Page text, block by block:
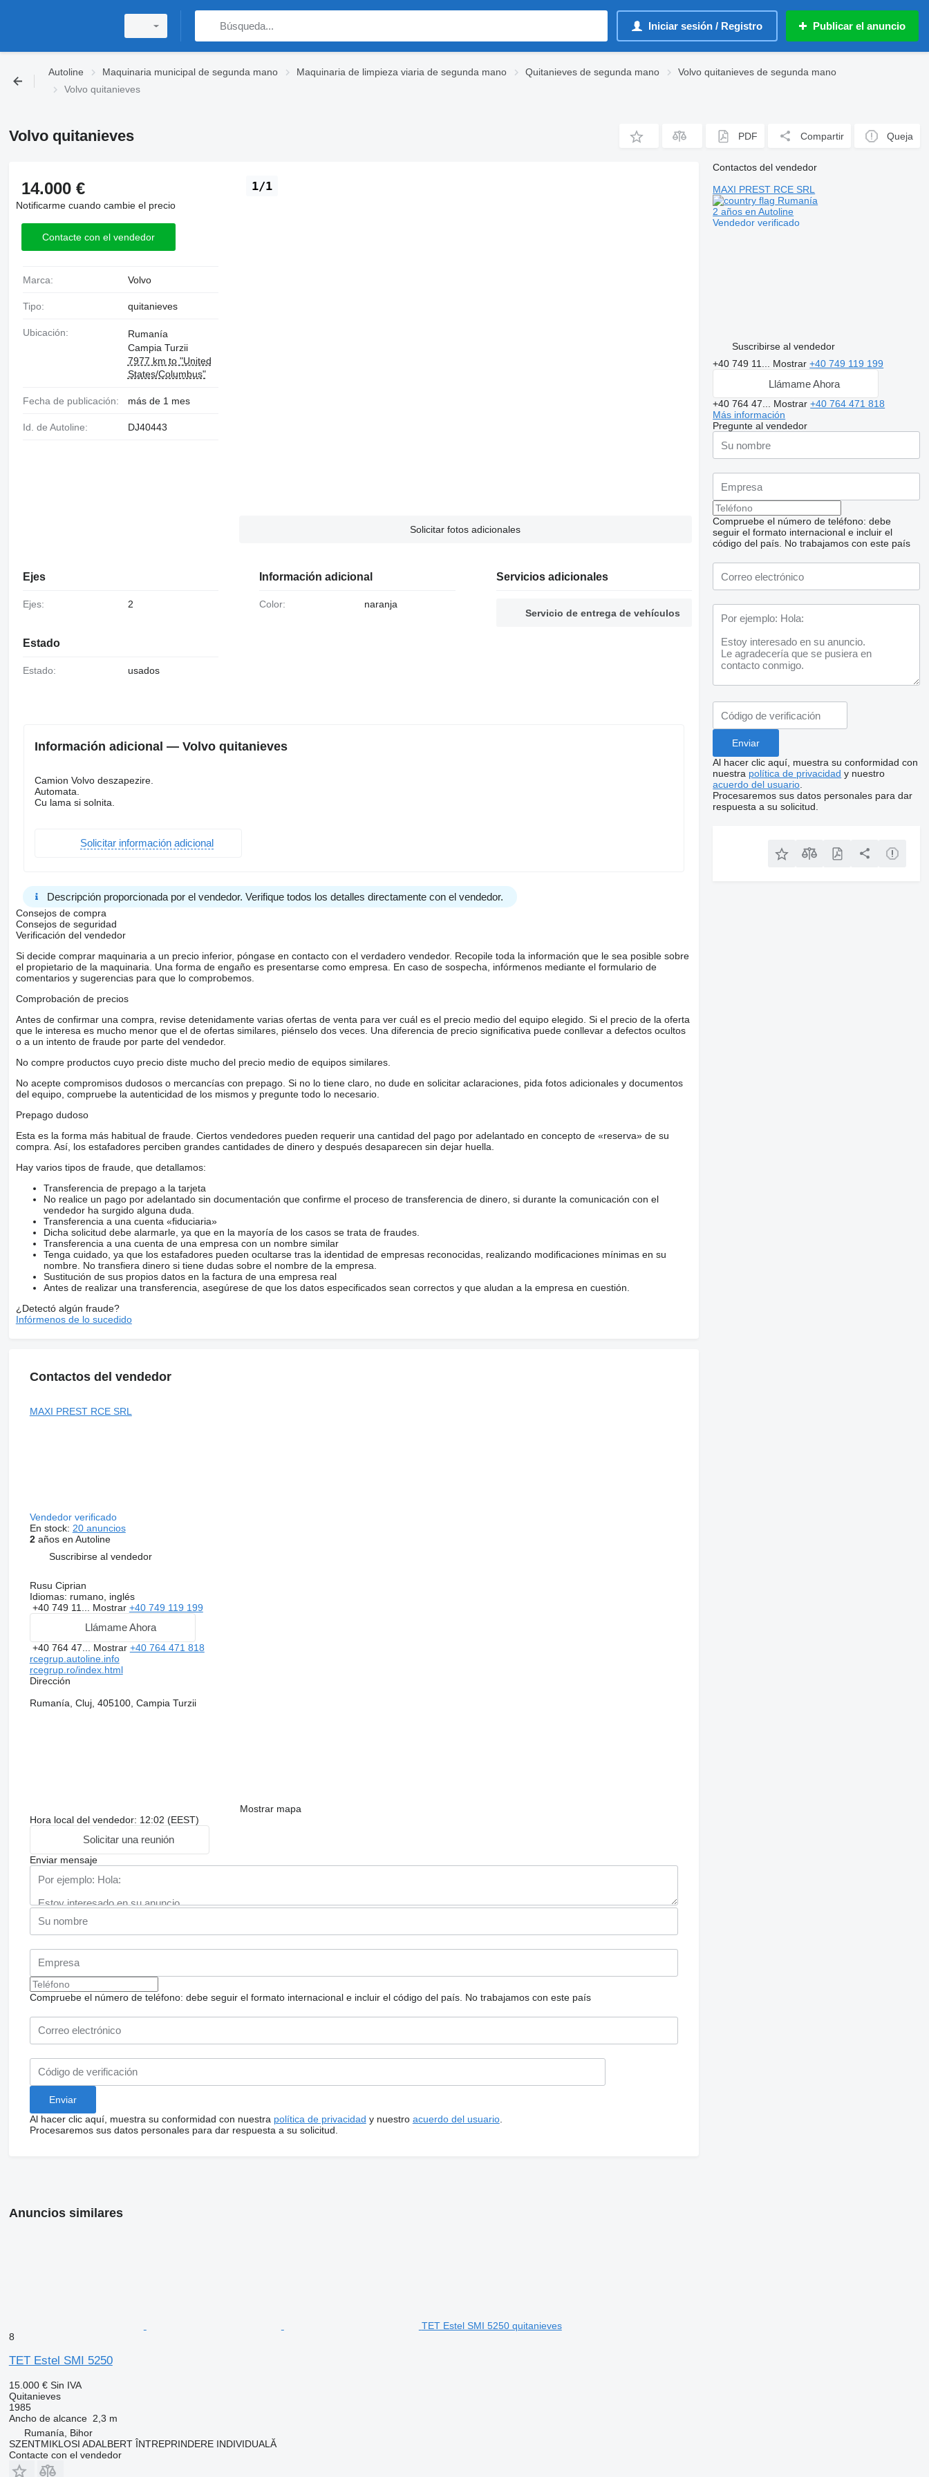
Iniciar sesión / Registro Publicar el anuncio
Autoline Maquinaria municipal de segunda mano Maquinaria de limpieza viaria de segunda mano Quitanieves de segunda mano
Volvo quitanieves de segunda mano
Volvo quitanieves
Volvo quitanieves PDF Compartir Queja
1/1
Solicitar fotos adicionales
14.000 €
Notificarme cuando cambie el precio
Contacte con el vendedor
Marca: Volvo
Tipo: quitanieves
Ubicación:
Rumanía
Campia Turzii
7977 km to "United
States/Columbus"
Fecha de publicación: más de 1 mes
Id. de Autoline: DJ40443
Ejes
Ejes: 2
Estado
Estado: usados
Información adicional
Color: naranja
Servicios adicionales
Servicio de entrega de vehículos
Información adicional — Volvo quitanieves
Camion Volvo deszapezire.
Automata.
Cu lama si solnita.
Solicitar información adicional
Descripción proporcionada por el vendedor. Verifique todos los detalles directamente con el vendedor.
Consejos de compra
Consejos de seguridad
Verificación del vendedor
Si decide comprar maquinaria a un precio inferior, póngase en contacto con el verdadero vendedor. Recopile toda la información que le sea posible sobre
el propietario de la maquinaria. Una forma de engaño es presentarse como empresa. En caso de sospecha, infórmenos mediante el formulario de
comentarios y sugerencias para que lo comprobemos.
Comprobación de precios
Antes de confirmar una compra, revise detenidamente varias ofertas de venta para ver cuál es el precio medio del equipo elegido. Si el precio de la oferta
que le interesa es mucho menor que el de ofertas similares, piénselo dos veces. Una diferencia de precio significativa puede conllevar a defectos ocultos
o a un intento de fraude por parte del vendedor.
No compre productos cuyo precio diste mucho del precio medio de equipos similares.
No acepte compromisos dudosos o mercancías con prepago. Si no lo tiene claro, no dude en solicitar aclaraciones, pida fotos adicionales y documentos
del equipo, compruebe la autenticidad de los mismos y pregunte todo lo necesario.
Prepago dudoso
Esta es la forma más habitual de fraude. Ciertos vendedores pueden requerir una cantidad del pago por adelantado en concepto de «reserva» de su
compra. Así, los estafadores perciben grandes cantidades de dinero y después desaparecen sin dejar huella.
Hay varios tipos de fraude, que detallamos:
Transferencia de prepago a la tarjeta
No realice un pago por adelantado sin documentación que confirme el proceso de transferencia de dinero, si durante la comunicación con el
vendedor ha surgido alguna duda.
Transferencia a una cuenta «fiduciaria»
Dicha solicitud debe alarmarle, ya que en la mayoría de los casos se trata de fraudes.
Transferencia a una cuenta de una empresa con un nombre similar
Tenga cuidado, ya que los estafadores pueden ocultarse tras la identidad de empresas reconocidas, realizando modificaciones mínimas en su
nombre. No transfiera dinero si tiene dudas sobre el nombre de la empresa.
Sustitución de sus propios datos en la factura de una empresa real
Antes de realizar una transferencia, asegúrese de que los datos especificados sean correctos y que aludan a la empresa en cuestión.
¿Detectó algún fraude?
Infórmenos de lo sucedido
Contactos del vendedor
MAXI PREST RCE SRL
Vendedor verificado
En stock: 20 anuncios
2años en Autoline
Suscribirse al vendedor
Rusu Ciprian
Idiomas: rumano, inglés
+40 749 11... Mostrar +40 749 119 199
Llámame Ahora
+40 764 47... Mostrar +40 764 471 818
rcegrup.autoline.info
rcegrup.ro/index.html
Dirección
Rumanía, Cluj, 405100, Campia Turzii
Mostrar mapa
Hora local del vendedor: 12:02 (EEST)
Solicitar una reunión
Enviar mensaje
Compruebe el número de teléfono: debe seguir el formato internacional e incluir el código del país. No trabajamos con este país
Al hacer clic aquí, muestra su conformidad con nuestra política de privacidad y nuestro acuerdo del usuario.
Procesaremos sus datos personales para dar respuesta a su solicitud.
Contactos del vendedor
MAXI PREST RCE SRL
Rumanía
2 años en Autoline
Vendedor verificado
Suscribirse al vendedor
+40 749 11... Mostrar+40 749 119 199
Llámame Ahora
+40 764 47... Mostrar+40 764 471 818
Más información
Pregunte al vendedor
Compruebe el número de teléfono: debe
seguir el formato internacional e incluir el
código del país. No trabajamos con este país
Al hacer clic aquí, muestra su conformidad con
nuestra política de privacidad y nuestro
acuerdo del usuario
Procesaremos sus datos personales para dar
respuesta a su solicitud.
Anuncios similares
TET Estel SMI 5250 quitanieves
8
TET Estel SMI 5250
15.000 € Sin IVA
Quitanieves
1985
Ancho de alcance 2,3 m
Rumanía, Bihor
SZENTMIKLOSI ADALBERT ÎNTREPRINDERE INDIVIDUALĂ
Contacte con el vendedor